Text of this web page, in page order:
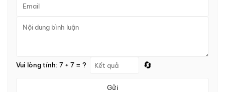
Vui lòng tính: 7 + 7 = ? 🔄
Gửi